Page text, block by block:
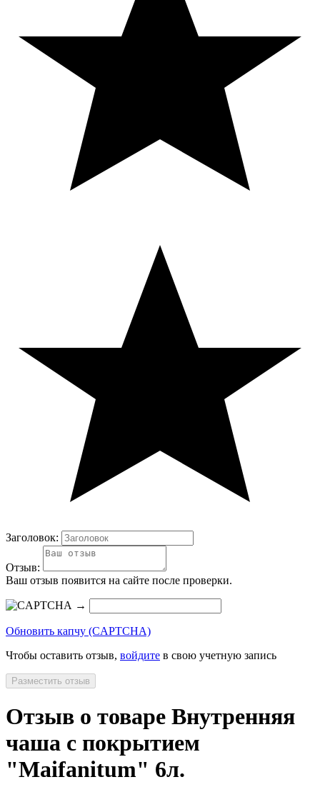
Заголовок:
Отзыв:
Ваш отзыв появится на сайте после проверки.
→
Обновить капчу (CAPTCHA)
Чтобы оставить отзыв, войдите в свою учетную запись
Разместить отзыв
Отзыв о товаре Внутренняя
чаша с покрытием
"Maifanitum" 6л.